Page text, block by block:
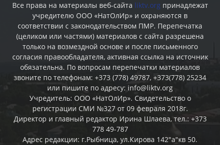
Все права на материалы веб-сайта liktv.org принадлежат
учредителю ООО «НатОлИр» и охраняются в
соответствии с законодательством ПМР. Перепечатка
(целиком или частями) материалов c сайта разрешена
только на возмездной основе и после письменного
согласия правообладателя, активная ссылка на источник
обязательна. По вопросам перепечатки материалов
звоните по телефонам: +373 (778) 49787, +373(778) 25234
или пишите по адресу: info@liktv.org
Учредитель: ООО «НатОлИр». Свидетельство о
регистрации СМИ №327 от 09 февраля 2018г.
Директор и главный редактор Ирина Шлаева, тел.: +373
778 49-787
Адрес редакции: г.Рыбница, ул.Кирова 142"а"кв 50.